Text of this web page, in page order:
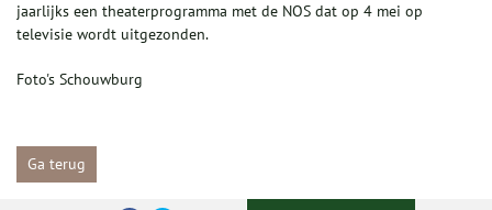
jaarlijks een theaterprogramma met de NOS dat op 4 mei op
televisie wordt uitgezonden.
Foto's Schouwburg
Ga terug